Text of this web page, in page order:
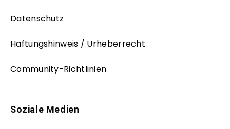
Datenschutz
Haftungshinweis / Urheberrecht
Community-Richtlinien
Soziale Medien